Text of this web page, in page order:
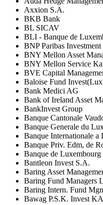
Axxion S.A.
BKB Bank
BL SICAV
BLI - Banque de
BNP Paribas
BNY Mellon Asset
BNY Mellon Service
BVE Capital
Baloise Fund
Bank Medici AG
Bank of Ireland Asset
BankInvest Group
Banque Cantonale
Banque Generale du
Banque Internationale a
Banque Priv. Edm, de
Banque de Luxembourg
Bantleon Invest S.A.
Baring Asset
Baring Fund Managers
Baring Intern. Fund
Bawag P.S.K. Invest